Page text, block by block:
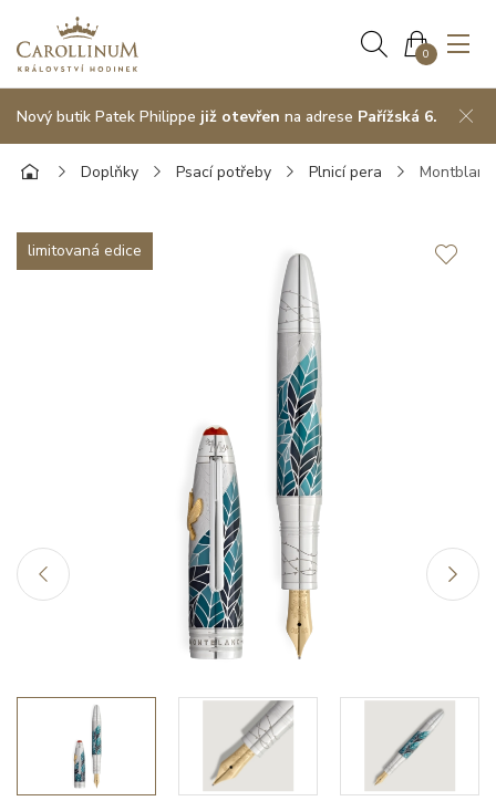
0
Nový butik Patek Philippe již otevřen na adrese Pařížská 6.
Doplňky Psací potřeby Plnicí pera
limitovaná edice